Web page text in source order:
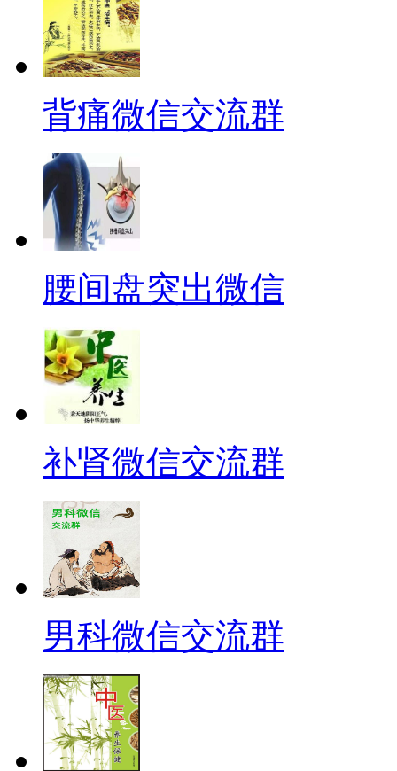
背痛微信交流群
腰间盘突出微信
补肾微信交流群
男科微信交流群